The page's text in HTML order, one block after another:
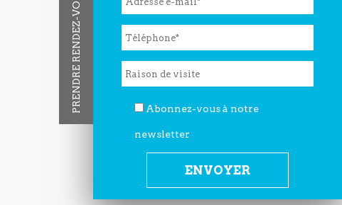
PRENDRE RENDEZ-VOUS
empty.
Abonnez-vous à notre
newsletter